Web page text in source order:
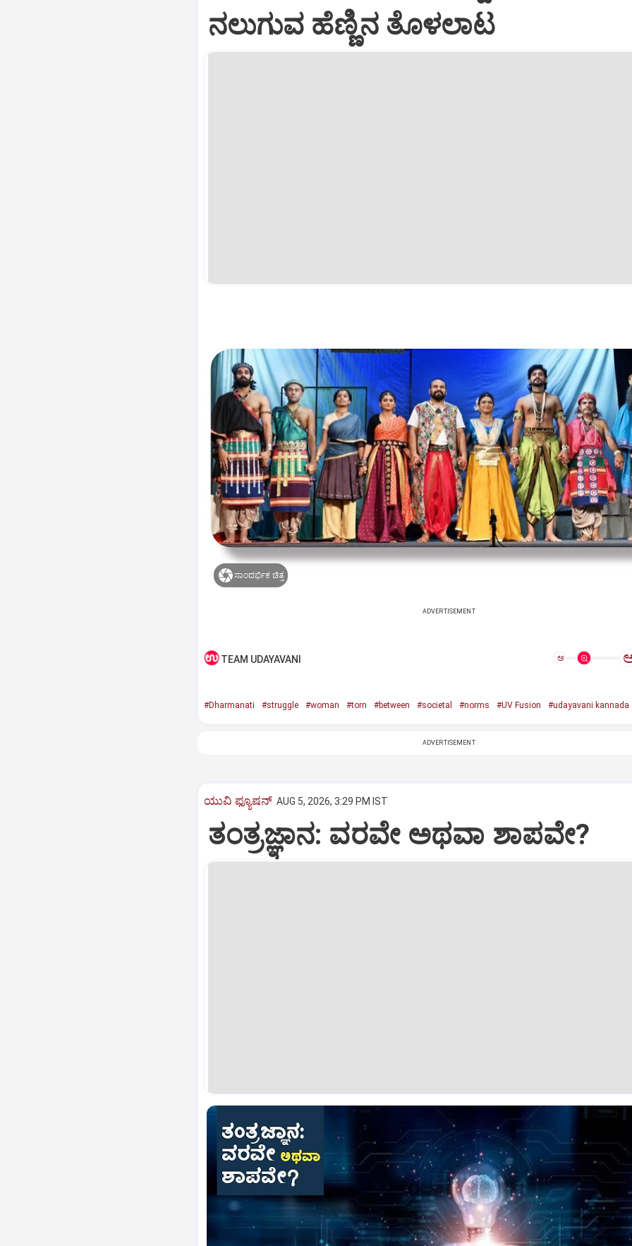
ನಲುಗುವ ಹೆಣ್ಣಿನ ತೊಳಲಾಟ
ಸಾಂದರ್ಭಿಕ ಚಿತ್ರ
ADVERTISEMENT
TEAM UDAYAVANI ಅ
#Dharmanati #struggle #woman #torn #between #societal #norms #UV Fusion #udayavani kannada
ADVERTISEMENT
ಯುವಿ ಫ್ಯೂಷನ್ AUG 5, 2026, 3:29 PM IST
ತಂತ್ರಜ್ಞಾನ: ವರವೇ ಅಥವಾ ಶಾಪವೇ?